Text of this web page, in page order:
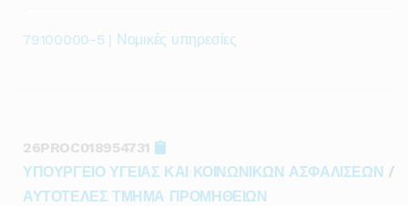
79100000-5 | Νομικές υπηρεσίες
26PROC018954731
ΥΠΟΥΡΓΕΙΟ ΥΓΕΙΑΣ ΚΑΙ ΚΟΙΝΩΝΙΚΩΝ ΑΣΦΑΛΙΣΕΩΝ /
ΑΥΤΟΤΕΛΕΣ ΤΜΗΜΑ ΠΡΟΜΗΘΕΙΩΝ